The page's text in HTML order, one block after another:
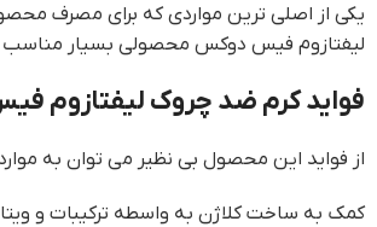
لیفتازوم فیس دوکس محصولی بسیار مناسب
فواید کرم ضد چروک لیفتازوم
از فواید این محصول بی نظیر می توان به موارد
کمک به ساخت کلاژن به واسطه ترکیبات و